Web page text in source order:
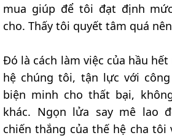
mua giúp để tôi đạt định
cho. Thấy tôi quyết tâm quá
Đó là cách làm việc của hầu
hệ chúng tôi, tận lực với
biện minh cho thất bại,
khác. Ngọn lửa say mê lao
chiến thắng của thế hệ cha tôi